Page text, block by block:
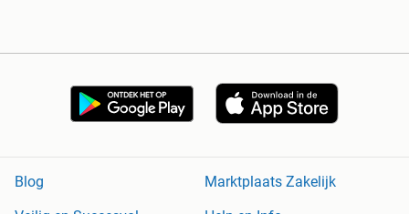
Blog
Marktplaats Zakelijk